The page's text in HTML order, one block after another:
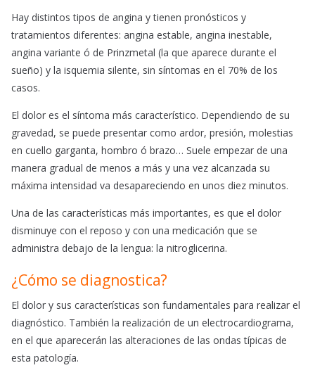
Hay distintos tipos de angina y tienen pronósticos y
tratamientos diferentes: angina estable, angina inestable,
angina variante ó de Prinzmetal (la que aparece durante el
sueño) y la isquemia silente, sin síntomas en el 70% de los
casos.
El dolor es el síntoma más característico. Dependiendo de su
gravedad, se puede presentar como ardor, presión, molestias
en cuello garganta, hombro ó brazo… Suele empezar de una
manera gradual de menos a más y una vez alcanzada su
máxima intensidad va desapareciendo en unos diez minutos.
Una de las características más importantes, es que el dolor
disminuye con el reposo y con una medicación que se
administra debajo de la lengua: la nitroglicerina.
¿Cómo se diagnostica?
El dolor y sus características son fundamentales para realizar el
diagnóstico. También la realización de un electrocardiograma,
en el que aparecerán las alteraciones de las ondas típicas de
esta patología.